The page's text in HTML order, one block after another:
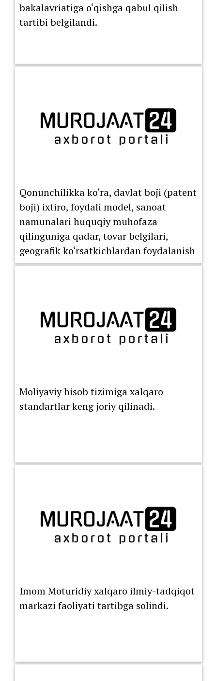
bakalavriatiga o‘qishga qabul qilish
tartibi belgilandi.
Qonunchilikka ko‘ra, davlat boji (patent
boji) ixtiro, foydali model, sanoat
namunalari huquqiy muhofaza
qilinguniga qadar, tovar belgilari,
geografik ko‘rsatkichlardan foydalanish
huquqini berish bo‘yicha litsenziya
Moliyaviy hisob tizimiga xalqaro
standartlar keng joriy qilinadi.
Imom Moturidiy xalqaro ilmiy-tadqiqot
markazi faoliyati tartibga solindi.